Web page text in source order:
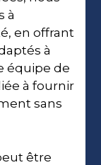
à
en offrant
à
équipe de
à fournir
sans
être